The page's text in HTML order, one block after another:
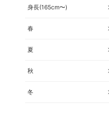
身長(165cm〜)
春
夏
秋
冬